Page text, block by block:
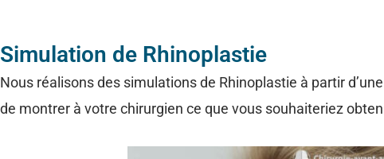
Simulation de Rhinoplastie
Nous réalisons des simulations de Rhinoplastie à partir
de montrer à votre chirurgien ce que vous souhaiteriez